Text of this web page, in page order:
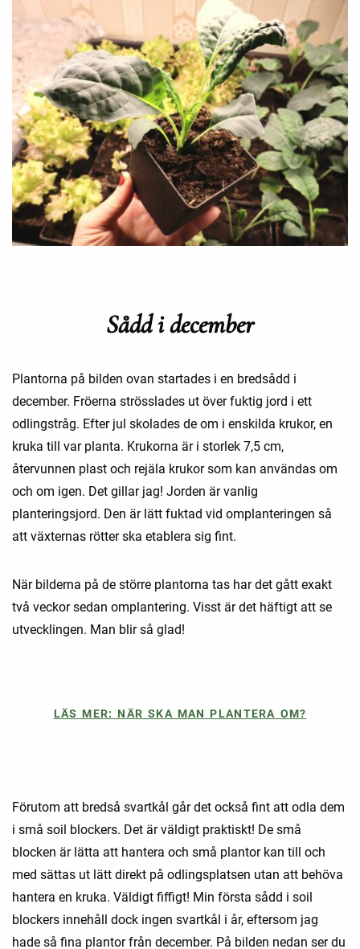
Sådd i december
Plantorna på bilden ovan startades i en bredsådd i
december. Fröerna strösslades ut över fuktig jord i ett
odlingstråg. Efter jul skolades de om i enskilda krukor, en
kruka till var planta. Krukorna är i storlek 7,5 cm,
återvunnen plast och rejäla krukor som kan användas om
och om igen. Det gillar jag! Jorden är vanlig
planteringsjord. Den är lätt fuktad vid omplanteringen så
att växternas rötter ska etablera sig fint.
När bilderna på de större plantorna tas har det gått exakt
två veckor sedan omplantering. Visst är det häftigt att se
utvecklingen. Man blir så glad!
LÄS MER: NÄR SKA MAN PLANTERA OM?
Förutom att bredså svartkål går det också fint att odla dem
i små soil blockers. Det är väldigt praktiskt! De små
blocken är lätta att hantera och små plantor kan till och
med sättas ut lätt direkt på odlingsplatsen utan att behöva
hantera en kruka. Väldigt fiffigt! Min första sådd i soil
blockers innehåll dock ingen svartkål i år, eftersom jag
hade så fina plantor från december. På bilden nedan ser du